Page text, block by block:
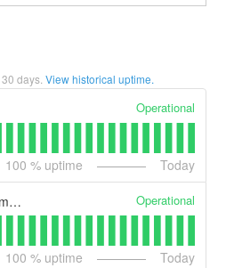
30 days. View historical uptime.
Operational
100 % uptime Today
Management Portal (example) Operational
100 % uptime Today